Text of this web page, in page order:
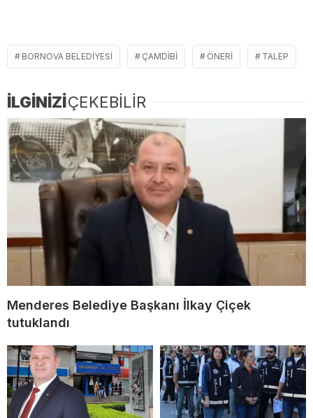
BORNOVA BELEDIYESI ÇAMDIBI ÖNERI TALEP
İLGİNİZİÇEKEBİLİR
Menderes Belediye Başkanı İlkay Çiçek
tutuklandı